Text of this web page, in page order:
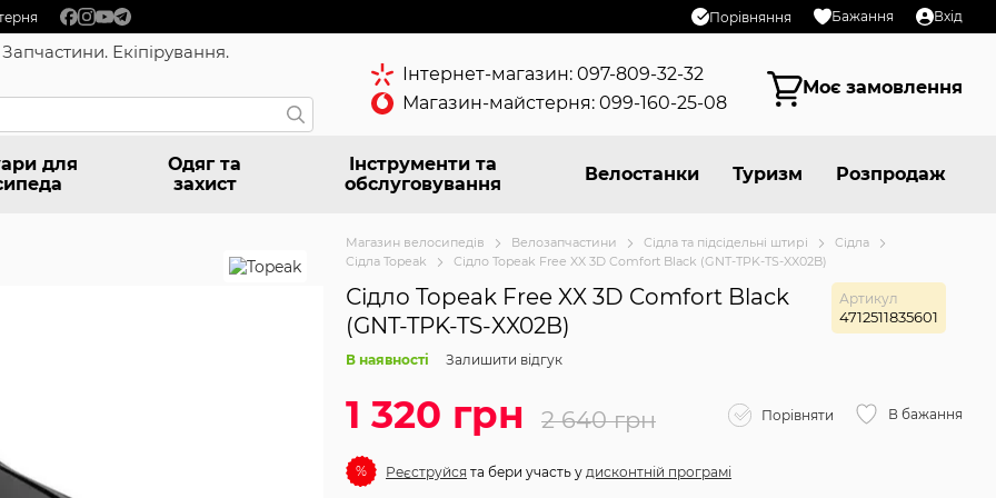
Порівняння Бажання Вхід
Екіпірування.
Інтернет-магазин: 097-809-32-32
Магазин-майстерня: 099-160-25-08
Моє замовлення
для
Одяг та
захист
Інструменти та
обслуговування
Велостанки Туризм Розпродаж
Магазин велосипедів Велозапчастини Сідла та підсідельні штирі
Cідла
Cідла Topeak
Сідло Topeak Free XX 3D Comfort Black (GNT-TPK-TS-XX02B)
Сідло Topeak Free XX 3D Comfort Black
(GNT-TPK-TS-XX02B)
Артикул
4712511835601
В наявності Залишити відгук
1 320 грн 2 640 грн Порівняти В бажання
% Реєструйся та бери участь у дисконтній програмі